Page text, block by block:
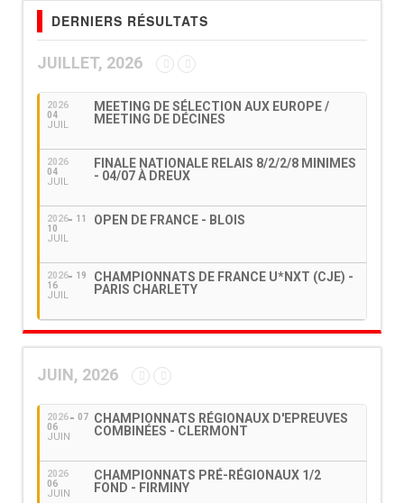
DERNIERS RÉSULTATS
JUILLET, 2026
2026
04
JUIL
MEETING DE SÉLECTION AUX EUROPE /
MEETING DE DÉCINES
2026
04
JUIL
FINALE NATIONALE RELAIS 8/2/2/8 MINIMES
- 04/07 À DREUX
2026
10
JUIL
11 OPEN DE FRANCE - BLOIS
2026
16
JUIL
19
CHAMPIONNATS DE FRANCE U*NXT (CJE) -
PARIS CHARLETY
JUIN, 2026
2026
06
JUIN
07
CHAMPIONNATS RÉGIONAUX D'EPREUVES
COMBINÉES - CLERMONT
2026
06
JUIN
CHAMPIONNATS PRÉ-RÉGIONAUX 1/2
FOND - FIRMINY